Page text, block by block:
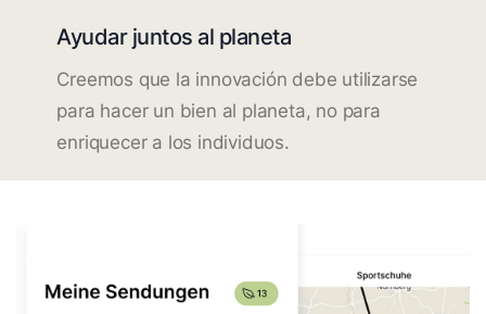
Ayudar juntos al planeta
Creemos que la innovación debe utilizarse
para hacer un bien al planeta, no para
enriquecer a los individuos.